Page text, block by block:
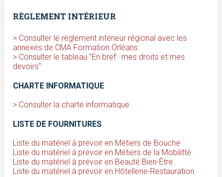
RÈGLEMENT INTÉRIEUR
> Consulter le règlement intérieur régional avec les
annexes de CMA Formation Orléans
> Consulter le tableau "En bref : mes droits et mes
devoirs"
CHARTE INFORMATIQUE
> Consulter la charte informatique
LISTE DE FOURNITURES
Liste du matériel à prévoir en Métiers de Bouche
Liste du matériel à prévoir en Métiers de la Mobilitté
Liste du matériel à prévoir en Beauté Bien-Être
Liste du matériel à prévoir en Hôtellerie-Restauration